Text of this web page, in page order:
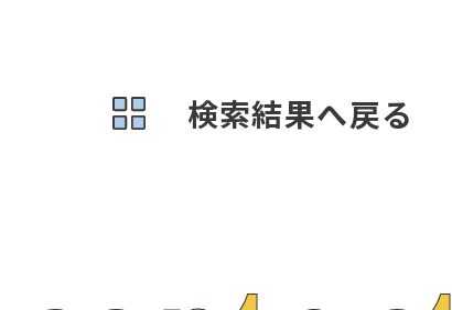
検索結果へ戻る